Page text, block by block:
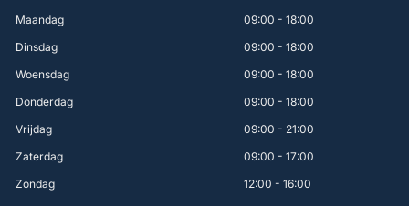
Maandag
09:00 - 18:00
Dinsdag
09:00 - 18:00
Woensdag
09:00 - 18:00
Donderdag
09:00 - 18:00
Vrijdag
09:00 - 21:00
Zaterdag
09:00 - 17:00
Zondag
12:00 - 16:00